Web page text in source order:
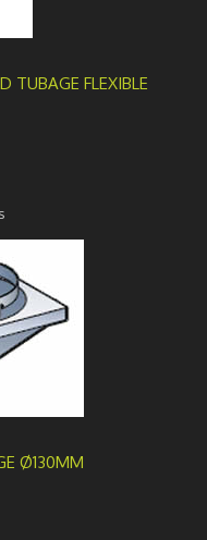
TUBAGE FLEXIBLE
Ø130MM